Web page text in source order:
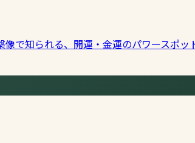
で知られる、開運・金運のパワースポッ